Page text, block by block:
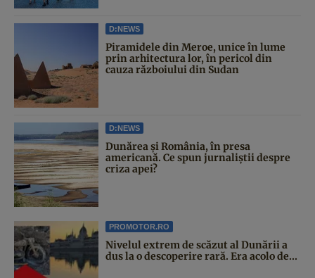
D:NEWS
Piramidele din Meroe, unice în lume
prin arhitectura lor, în pericol din
cauza războiului din Sudan
D:NEWS
Dunărea și România, în presa
americană. Ce spun jurnaliștii despre
criza apei?
PROMOTOR.RO
Nivelul extrem de scăzut al Dunării a
dus la o descoperire rară. Era acolo de...